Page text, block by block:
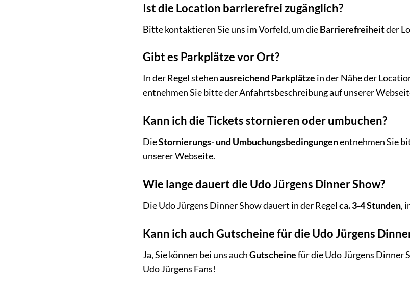
Ist die Location barrierefrei zugänglich?
Bitte kontaktieren Sie uns im Vorfeld, um dieBarrierefreiheitder
Gibt es Parkplätze vor Ort?
In der Regel stehenausreichend Parkplätze in der Nähe der
entnehmen Sie bitte der Anfahrtsbeschreibung auf unserer
Kann ich die Tickets stornieren oder umbuchen?
DieStornierungs- und Umbuchungsbedingungenentnehmen Sie
unserer Webseite.
Wie lange dauert die Udo Jürgens Dinner Show?
Die Udo Jürgens Dinner Show dauert in der Regelca. 3-4 Stunden,
Kann ich auch Gutscheine für die Udo Jürgens
Ja, Sie können bei uns auchGutscheinefür die Udo Jürgens Dinner
Udo Jürgens Fans!